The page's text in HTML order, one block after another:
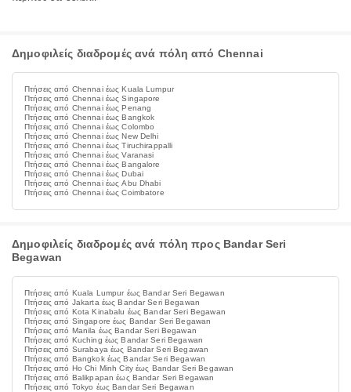
Δημοφιλείς διαδρομές ανά πόλη από Chennai
Πτήσεις από Chennai έως Kuala Lumpur
Πτήσεις από Chennai έως Singapore
Πτήσεις από Chennai έως Penang
Πτήσεις από Chennai έως Bangkok
Πτήσεις από Chennai έως Colombo
Πτήσεις από Chennai έως New Delhi
Πτήσεις από Chennai έως Tiruchirappalli
Πτήσεις από Chennai έως Varanasi
Πτήσεις από Chennai έως Bangalore
Πτήσεις από Chennai έως Dubai
Πτήσεις από Chennai έως Abu Dhabi
Πτήσεις από Chennai έως Coimbatore
Δημοφιλείς διαδρομές ανά πόλη προς Bandar Seri
Begawan
Πτήσεις από Kuala Lumpur έως Bandar Seri Begawan
Πτήσεις από Jakarta έως Bandar Seri Begawan
Πτήσεις από Kota Kinabalu έως Bandar Seri Begawan
Πτήσεις από Singapore έως Bandar Seri Begawan
Πτήσεις από Manila έως Bandar Seri Begawan
Πτήσεις από Kuching έως Bandar Seri Begawan
Πτήσεις από Surabaya έως Bandar Seri Begawan
Πτήσεις από Bangkok έως Bandar Seri Begawan
Πτήσεις από Ho Chi Minh City έως Bandar Seri Begawan
Πτήσεις από Balikpapan έως Bandar Seri Begawan
Πτήσεις από Tokyo έως Bandar Seri Begawan